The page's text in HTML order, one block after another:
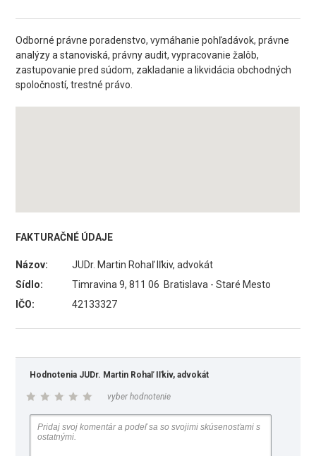
Odborné právne poradenstvo, vymáhanie pohľadávok, právne
analýzy a stanoviská, právny audit, vypracovanie žalôb,
zastupovanie pred súdom, zakladanie a likvidácia obchodných
spoločností, trestné právo.
FAKTURAČNÉ ÚDAJE
Názov:
JUDr. Martin Rohaľ Iľkiv, advokát
Sídlo:
Timravina 9, 811 06 Bratislava - Staré Mesto
IČO:
42133327
Hodnotenia JUDr. Martin Rohaľ Iľkiv, advokát
vyber hodnotenie